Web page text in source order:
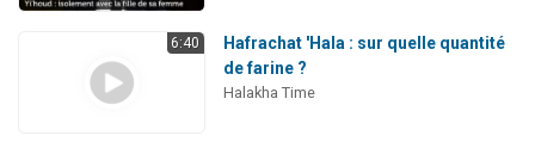
6:40
Hafrachat 'Hala : sur quelle quantité
de farine ?
Halakha Time